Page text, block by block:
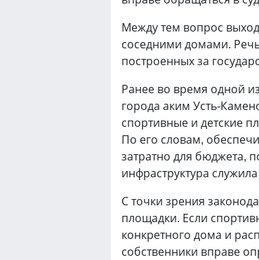
Между тем вопрос
соседними домами.
построенных за
Ранее во время одной
города аким Усть-
спортивные и детские
По его словам,
затратно для бюджета,
инфраструктура
С точки зрения
площадки. Если
конкретного дома и
собственники вправе